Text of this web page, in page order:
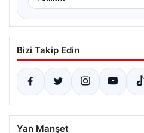
Bizi Takip Edin
Yan Manşet